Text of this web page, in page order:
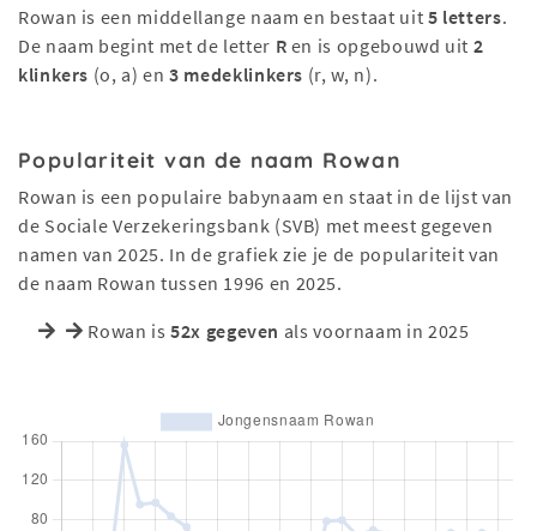
Rowan is een middellange naam en bestaat uit 5 letters.
De naam begint met de letter R en is opgebouwd uit 2
klinkers (o, a) en3 medeklinkers (r, w, n).
Populariteit van de naam Rowan
Rowan is een populaire babynaam en staat in de lijst van
de Sociale Verzekeringsbank (SVB) met meest gegeven
namen van 2025. In de grafiek zie je de populariteit van
de naam Rowan tussen 1996 en 2025.
Rowan is52x gegeven als voornaam in 2025